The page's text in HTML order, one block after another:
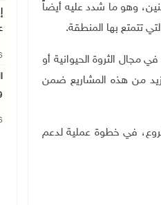
وهو ما شدد عليه أيضاً
تتمتع بها المنطقة.
مجال الثروة الحيوانية أو
من هذه المشاريع ضمن
في خطوة عملية لدعم